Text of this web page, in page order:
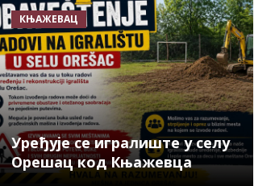
КЊАЖЕВАЦ
Уређује се игралиште у селу
Орешац код Књажевца